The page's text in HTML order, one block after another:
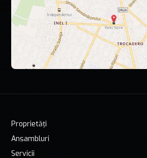
Proprietăți
Ansambluri
Servicii